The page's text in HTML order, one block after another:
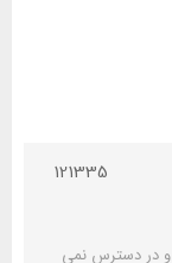
121335
و در دسترس نمی